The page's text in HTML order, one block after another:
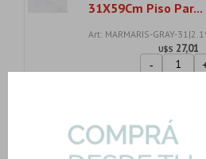
31X59Cm Piso Par...
Art: MARMARIS-GRAY-
U$S 27,01
-
Bolsa Pastina Marfil
Alta Absorci...